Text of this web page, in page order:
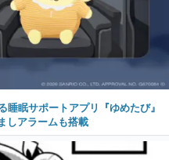
眠サポートアプリ『ゆめたび』
しアラームも搭載